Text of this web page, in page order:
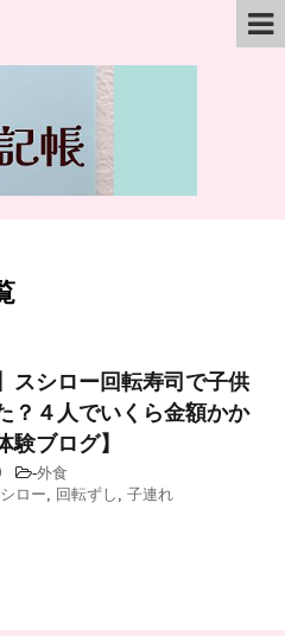
スシロー回転寿司で子供
？４人でいくら金額かか
験ブログ】
-外食
ロー, 回転ずし , 子連れ